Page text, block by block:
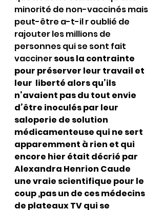
minorité de non-vaccinés mais
peut-être a-t-il r oublié de
rajouter les millions de
personnes qui se sont fait
vacciner sous la contrainte
pour préserver leur travail et
leur  liberté alors qu’ils
n’avaient pas du tout envie
d’être inoculés par leur
saloperie de solution
médicamenteuse qui ne sert
apparemment à rien et qui
encore hier était décrié par
Alexandra Henrion Caude
une vraie scientifique pour le
coup ,pas un de ces médecins
de plateaux TV qui se